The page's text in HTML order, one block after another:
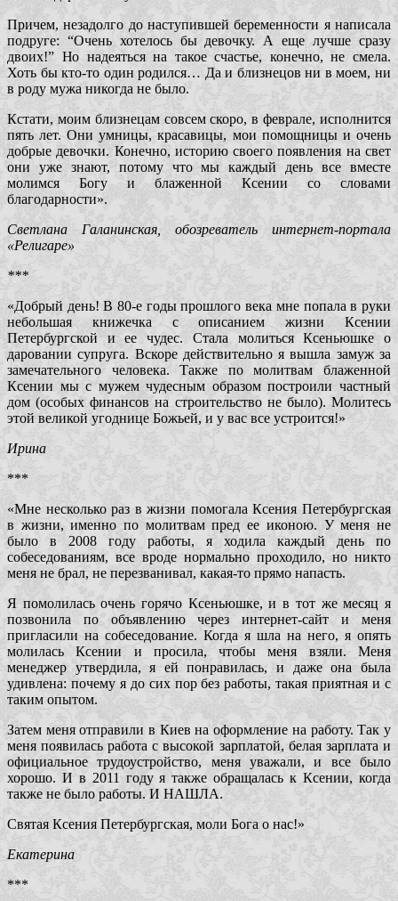
Причем, незадолго до наступившей беременности я написала
подруге: “Очень хотелось бы девочку. А еще лучше сразу
двоих!” Но надеяться на такое счастье, конечно, не смела.
Хоть бы кто-то один родился… Да и близнецов ни в моем, ни
в роду мужа никогда не было.
Кстати, моим близнецам совсем скоро, в феврале, исполнится
пять лет. Они умницы, красавицы, мои помощницы и очень
добрые девочки. Конечно, историю своего появления на свет
они уже знают, потому что мы каждый день все вместе
молимся Богу и блаженной Ксении со словами
благодарности».
Светлана Галанинская, обозреватель интернет-портала
«Религаре»
***
«Добрый день! В 80-е годы прошлого века мне попала в руки
небольшая книжечка с описанием жизни Ксении
Петербургской и ее чудес. Стала молиться Ксеньюшке о
даровании супруга. Вскоре действительно я вышла замуж за
замечательного человека. Также по молитвам блаженной
Ксении мы с мужем чудесным образом построили частный
дом (особых финансов на строительство не было). Молитесь
этой великой угоднице Божьей, и у вас все устроится!»
Ирина
***
«Мне несколько раз в жизни помогала Ксения Петербургская
в жизни, именно по молитвам пред ее иконою. У меня не
было в 2008 году работы, я ходила каждый день по
собеседованиям, все вроде нормально проходило, но никто
меня не брал, не перезванивал, какая-то прямо напасть.
Я помолилась очень горячо Ксеньюшке, и в тот же месяц я
позвонила по объявлению через интернет-сайт и меня
пригласили на собеседование. Когда я шла на него, я опять
молилась Ксении и просила, чтобы меня взяли. Меня
менеджер утвердила, я ей понравилась, и даже она была
удивлена: почему я до сих пор без работы, такая приятная и с
таким опытом.
Затем меня отправили в Киев на оформление на работу. Так у
меня появилась работа с высокой зарплатой, белая зарплата и
официальное трудоустройство, меня уважали, и все было
хорошо. И в 2011 году я также обращалась к Ксении, когда
также не было работы. И НАШЛА.
Святая Ксения Петербургская, моли Бога о нас!»
Екатерина
***